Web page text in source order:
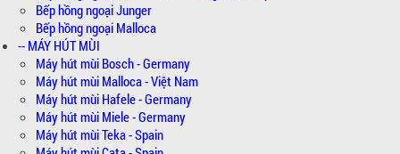
Bếp hồng ngoại Junger
Bếp hồng ngoại Malloca
-- MÁY HÚT MÙI
Máy hút mùi Bosch - Germany
Máy hút mùi Malloca - Việt Nam
Máy hút mùi Hafele - Germany
Máy hút mùi Miele - Germany
Máy hút mùi Teka - Spain